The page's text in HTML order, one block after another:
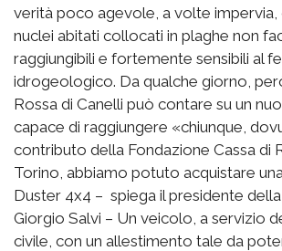
verità poco agevole, a volte impervia,
nuclei abitati collocati in plaghe non
raggiungibili e fortemente sensibili al
idrogeologico. Da qualche giorno,
Rossa di Canelli può contare su un
capace di raggiungere «chiunque,
contributo della Fondazione Cassa di
Torino, abbiamo potuto acquistare
Duster 4x4 – spiega il presidente
Giorgio Salvi – Un veicolo, a servizio
civile, con un allestimento tale da